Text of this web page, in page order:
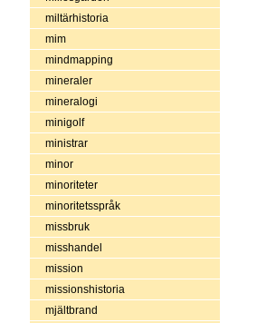
miltärhistoria
mim
mindmapping
mineraler
mineralogi
minigolf
ministrar
minor
minoriteter
minoritetsspråk
missbruk
misshandel
mission
missionshistoria
mjältbrand